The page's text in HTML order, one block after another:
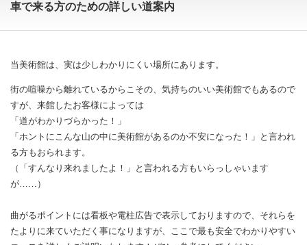
車で来る方のための詳しい道案内
当美術館は、実は少しわかりにくい場所にあります。
街の喧噪から離れているからこその、気持ちのいい美術館でもあるので
すが、来館したお客様によっては
「道がわかりづらかった！」
「ホントにこんな山の中に美術館があるのか不安になった！」と言われ
る方もおられます。
（「すんなり来れましたよ！」と言われる方もいらっしゃいます
が……）
曲がるポイントには看板や電柱広告で表示しておりますので、それらを
たよりに来ていただく事になりますが、ここで最も安全でわかりやすい